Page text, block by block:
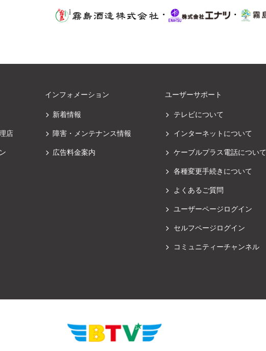
・
・
店
インフォメーション
新着情報
障害・メンテナンス情報
広告料金案内
ユーザーサポート
テレビについて
インターネットについて
ケーブルプラス電話について
各種変更手続きについて
よくあるご質問
ユーザーページログイン
セルフページログイン
コミュニティーチャンネル